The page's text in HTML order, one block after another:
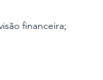
financeira;